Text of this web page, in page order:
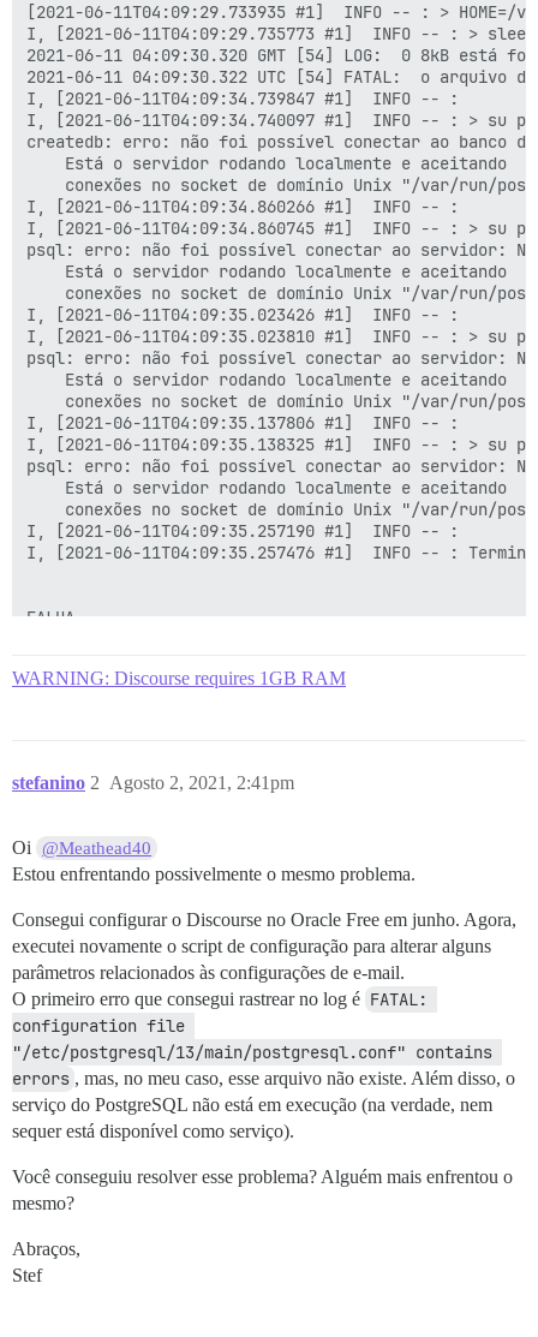
[2021-06-11T04:09:29.733935 #1]  INFO -- : >
I, [2021-06-11T04:09:29.735773 #1]  INFO -- : >
2021-06-11 04:09:30.320 GMT [54] LOG:  0 8kB está
2021-06-11 04:09:30.322 UTC [54] FATAL:  o
I, [2021-06-11T04:09:34.739847 #1]  INFO -- :
I, [2021-06-11T04:09:34.740097 #1]  INFO -- : > su
createdb: erro: não foi possível conectar ao banco
I, [2021-06-11T04:09:34.860266 #1]  INFO -- :
I, [2021-06-11T04:09:34.860745 #1]  INFO -- : >
psql: erro: não foi possível conectar ao servidor:
I, [2021-06-11T04:09:35.023426 #1]  INFO -- :
I, [2021-06-11T04:09:35.023810 #1]  INFO -- : >
psql: erro: não foi possível conectar ao servidor:
I, [2021-06-11T04:09:35.137806 #1]  INFO -- :
I, [2021-06-11T04:09:35.138325 #1]  INFO -- : > su
psql: erro: não foi possível conectar ao servidor:
I, [2021-06-11T04:09:35.257190 #1]  INFO -- :
I, [2021-06-11T04:09:35.257476 #1]  INFO -- :
FALHA
Local da falha: /pups/lib/pups/
WARNING: Discourse requires 1GB RAM
stefanino Agosto 2, 2021, 2:41pm
2
Oi @Meathead40
Estou enfrentando possivelmente o mesmo problema.
Consegui configurar o Discourse no Oracle Free em junho. Agora,
executei novamente o script de configuração para alterar alguns
parâmetros relacionados às configurações de e-mail.
O primeiro erro que consegui rastrear no log é FATAL:
configuration file
"/etc/postgresql/13/main/postgresql.conf" contains
errors , mas, no meu caso, esse arquivo não existe. Além disso, o
serviço do PostgreSQL não está em execução (na verdade, nem
sequer está disponível como serviço).
Você conseguiu resolver esse problema? Alguém mais enfrentou o
mesmo?
Abraços,
Stef